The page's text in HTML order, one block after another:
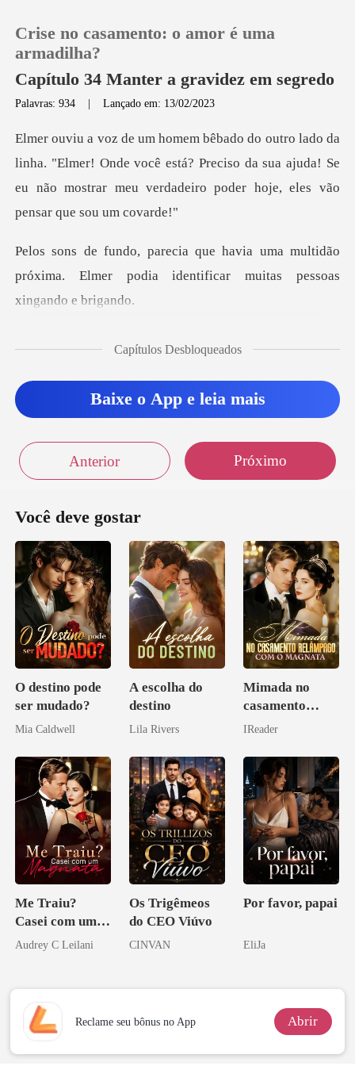
Loja
Histórico
Sair
Baixar App
Crise no casamento: o amor é uma
armadilha?
Capítulo 34 Manter a gravidez em segredo
Palavras: 934 |Lançado em: 13/02/2023
Elmer! Onde você está? Preciso da sua ajuda! Se
eu não mostrar
ma multidão
próxima. Elmer podia identif
Capítulos Desbloqueados
Baixe o App e leia mais
Anterior Próximo
Você deve gostar
O destino pode
ser mudado?
Mia Caldwell
A escolha do
destino
Lila Rivers
Mimada no
casamento
relâmpago com
IReader
Me Traiu?
Casei com um
Magnata
Audrey C Leilani
Os Trigêmeos
do CEO Viúvo
CINVAN
Por favor, papai
EliJa
Reclame seu bônus no App Abrir